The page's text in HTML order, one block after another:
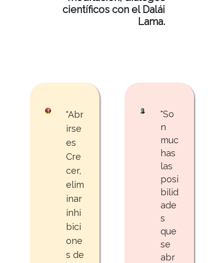
científicos con el Dalái
Lama.
"Abr
irse
es
Cre
cer,
elim
inar
inhi
bici
one
s de
"So
n
muc
has
las
posi
bilid
ade
s
que
se
abr